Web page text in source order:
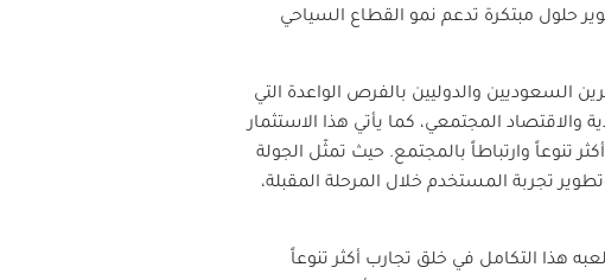
حلول مبتكرة تدعم نمو القطاع السياحي
السعوديين والدوليين بالفرص الواعدة التي
المجتمعي، كما يأتي هذا الاستثمار
وارتباطاً بالمجتمع. حيث تمثّل الجولة
تجربة المستخدم خلال المرحلة المقبلة،
هذا التكامل في خلق تجارب أكثر تنوعاً